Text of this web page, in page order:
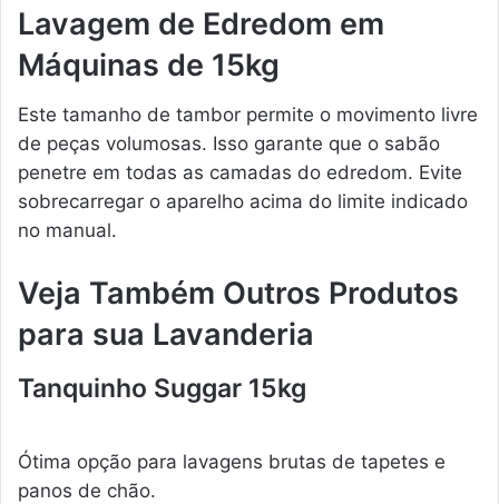
Lavagem de Edredom em
Máquinas de 15kg
Este tamanho de tambor permite o movimento livre
de peças volumosas. Isso garante que o sabão
penetre em todas as camadas do edredom. Evite
sobrecarregar o aparelho acima do limite indicado
no manual.
Veja Também Outros Produtos
para sua Lavanderia
Tanquinho Suggar 15kg
Ótima opção para lavagens brutas de tapetes e
panos de chão.